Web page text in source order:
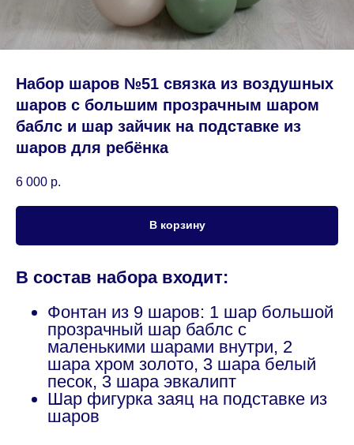
Набор шаров №51 связка из воздушных
шаров с большим прозрачным шаром
баблс и шар зайчик на подставке из
шаров для ребёнка
6 000 р.
В корзину
В состав набора входит:
Фонтан из 9 шаров: 1 шар большой
прозрачный шар баблс с
маленькими шарами внутри, 2
шара хром золото, 3 шара белый
песок, 3 шара эвкалипт
Шар фигурка заяц на подставке из
шаров